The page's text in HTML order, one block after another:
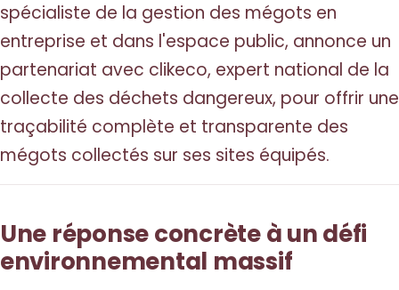
spécialiste de la gestion des mégots en
entreprise et dans l'espace public, annonce un
partenariat avec clikeco, expert national de la
collecte des déchets dangereux, pour offrir une
traçabilité complète et transparente des
mégots collectés sur ses sites équipés.
Une réponse concrète à un défi
environnemental massif